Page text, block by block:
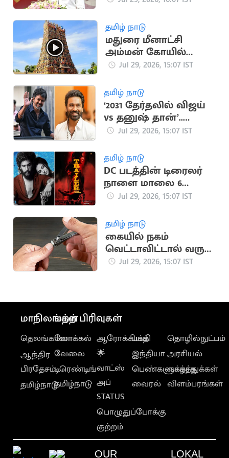
தமிழ் நாடு
மதுரை மீனாட்சி
அம்மன் கோயில்
நிலமோசடி.. 19 பேர் மீது
Jul 29, 2026, 15:07 IST
தமிழ் நாடு
‘2031 தேர்தலில் விஜய்
vs தனுஷ் தான்’..
விஜயின் ஜோதிடர்
Jul 29, 2026, 15:07 IST
தமிழ் நாடு
DC படத்தின் டிரைலர்
நாளை மாலை 6
மணிக்கு ரிலீஸ்
Jul 29, 2026, 15:07 IST
தமிழ் நாடு
கையில் நகம்
வெட்டாவிட்டால் வரும்
பிரச்னைகள்
Jul 29, 2026, 15:07 IST
மாநிலங்கள்
தெலங்கானா
ஆந்திர
பிரதேசம்
தமிழ்நாடு
மற்ற பிரிவுகள்
லோக்கல்
வேலை
டிரெண்டிங்
தமிழ்நாடு
ஆரோக்கியம்
🌟
வாட்ஸ்
அப்
STATUS
பொழுதுப்போக்கு
குற்றம்
பக்தி
இந்தியா
பெண்களுக்காக
வைரல்
தொழில்நுட்பம்
அரசியல்
வாழ்த்துக்கள்
விளம்பரங்கள்
OUR LOKAL